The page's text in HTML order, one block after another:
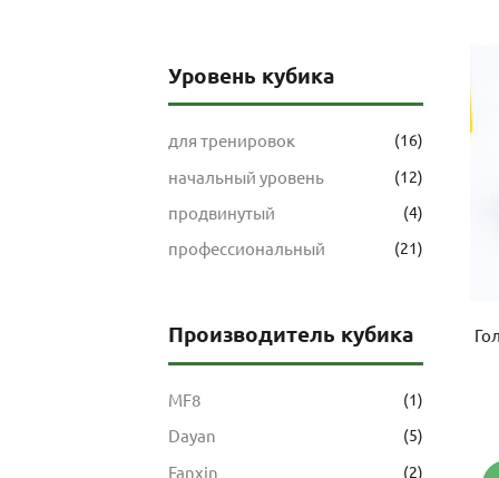
Уровень кубика
для тренировок (16)
начальный уровень (12)
продвинутый (4)
профессиональный (21)
Производитель кубика
MF8 (1)
Dayan (5)
Fanxin (2)